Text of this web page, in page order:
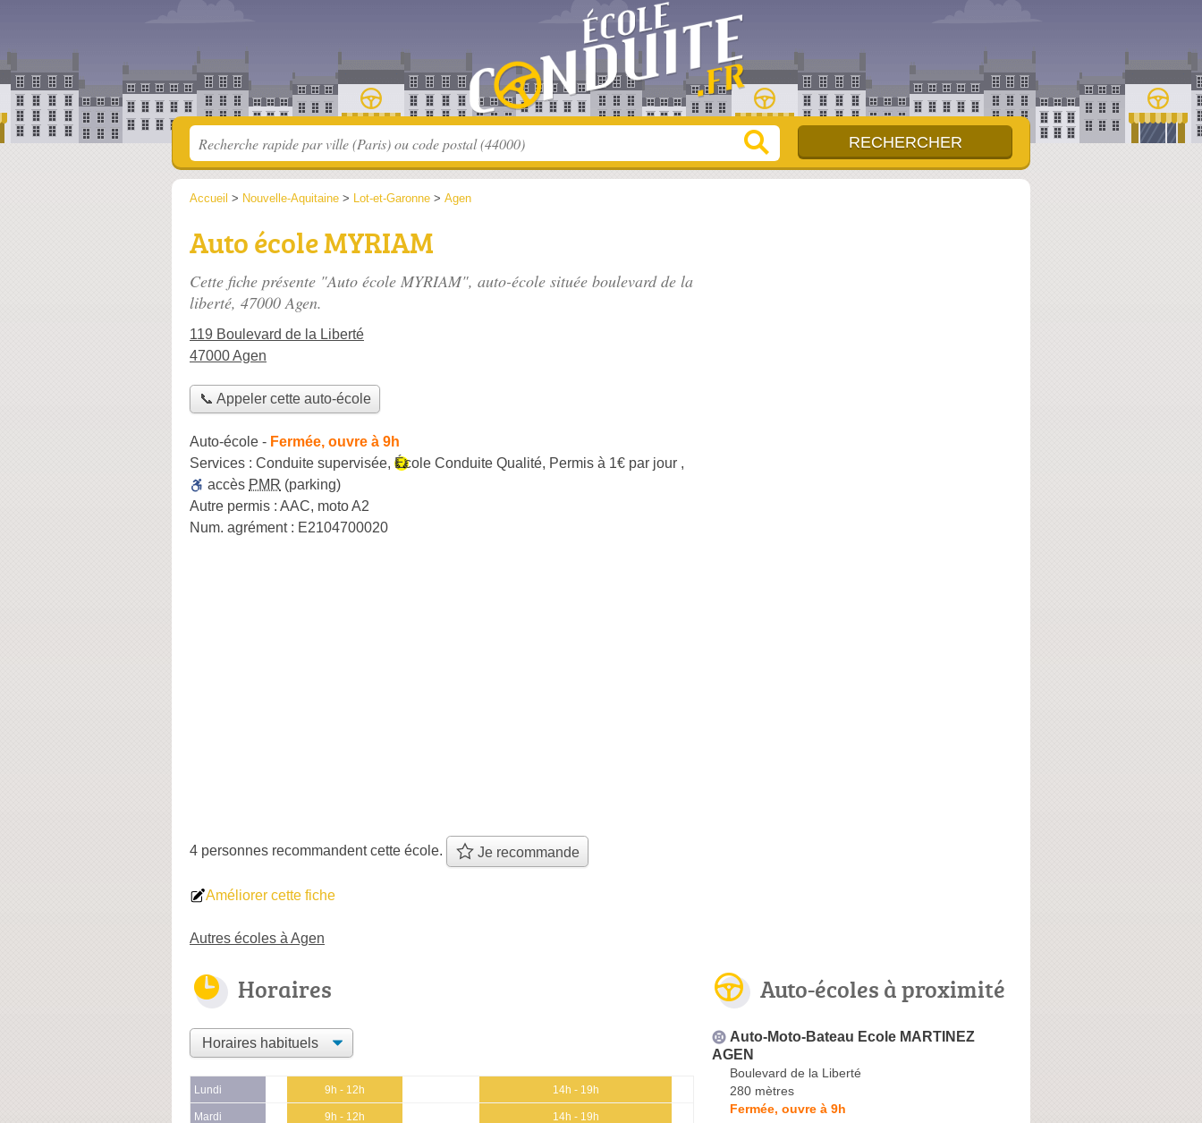
Accueil > Nouvelle-Aquitaine > Lot-et-Garonne > Agen
Auto école MYRIAM
Cette fiche présente "Auto école MYRIAM", auto-école située boulevard de la
liberté, 47000 Agen.
119 Boulevard de la Liberté
47000 Agen
📞 Appeler cette auto-école
Auto-école - Fermée, ouvre à 9h
Services : Conduite supervisée, École Conduite Qualité, Permis à 1€ par jour ,
accès PMR (parking)
Autre permis : AAC, moto A2
Num. agrément : E2104700020
4 personnes recommandentcette école. Je recommande
Améliorer cette fiche
Autres écoles à Agen
Horaires
Lundi 9h - 12h 14h - 19h
Mardi 9h - 12h 14h - 19h
Auto-écoles à proximité
Auto-Moto-Bateau Ecole MARTINEZ
AGEN
Boulevard de la Liberté
280 mètres
Fermée, ouvre à 9h